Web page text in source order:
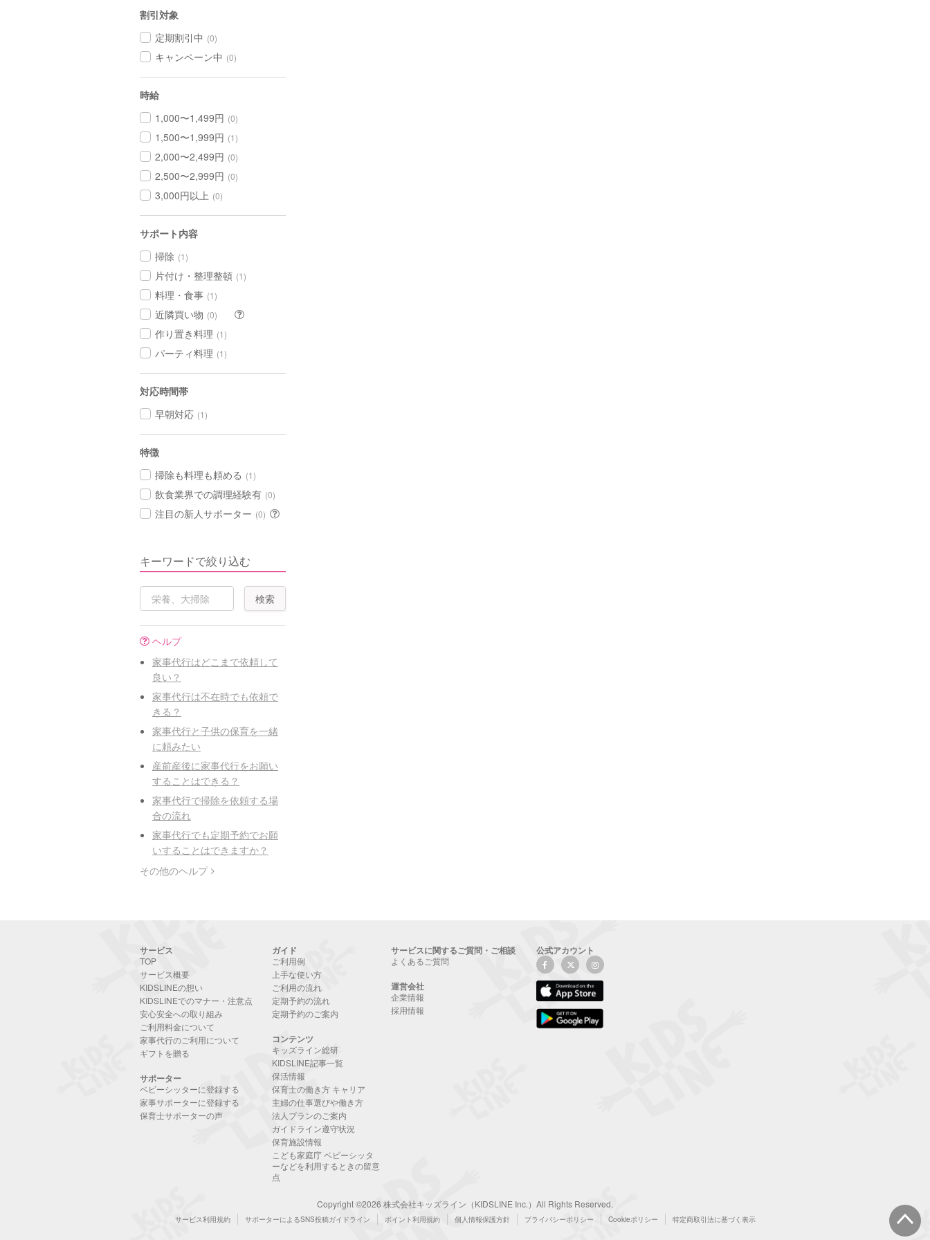
割引対象
定期割引中 (0)
キャンペーン中 (0)
時給
1,000〜1,499円 (0)
1,500〜1,999円 (1)
2,000〜2,499円 (0)
2,500〜2,999円 (0)
3,000円以上 (0)
サポート内容
掃除 (1)
片付け・整理整頓 (1)
料理・食事 (1)
近隣買い物 (0)
作り置き料理 (1)
パーティ料理 (1)
対応時間帯
早朝対応 (1)
特徴
掃除も料理も頼める (1)
飲食業界での調理経験有 (0)
注目の新人サポーター (0)
キーワードで絞り込む
ヘルプ
家事代行はどこまで依頼して
良い？
家事代行は不在時でも依頼で
きる？
家事代行と子供の保育を一緒
に頼みたい
産前産後に家事代行をお願い
することはできる？
家事代行で掃除を依頼する場
合の流れ
家事代行でも定期予約でお願
いすることはできますか？
その他のヘルプ
サービス
TOP
サービス概要
KIDSLINEの想い
KIDSLINEでのマナー・注意点
安心安全への取り組み
ご利用料金について
家事代行のご利用について
ギフトを贈る
サポーター
ベビーシッターに登録する
家事サポーターに登録する
保育士サポーターの声
ガイド
ご利用例
上手な使い方
ご利用の流れ
定期予約の流れ
定期予約のご案内
コンテンツ
キッズライン総研
KIDSLINE記事一覧
保活情報
保育士の働き方 キャリア
主婦の仕事選びや働き方
法人プランのご案内
ガイドライン遵守状況
保育施設情報
こども家庭庁 ベビーシッタ
ーなどを利用するときの留意
点
サービスに関するご質問・ご相談
よくあるご質問
運営会社
企業情報
採用情報
公式アカウント
Copyright ©2026 株式会社キッズライン（KIDSLINE Inc.）All Rights Reserved.
サービス利用規約 サポーターによるSNS投稿ガイドライン ポイント利用規約 個人情報保護方針 プライバシーポリシー Cookieポリシー 特定商取引法に基づく表示